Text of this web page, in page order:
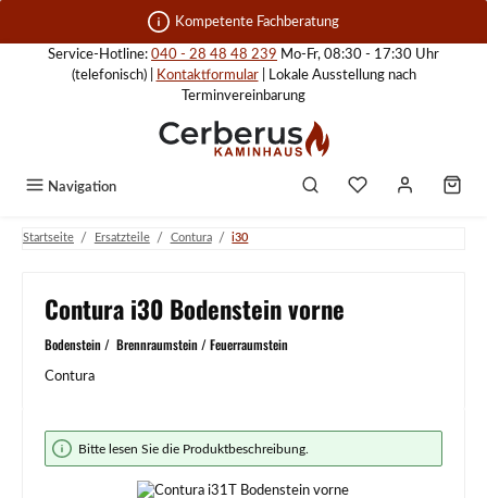
Zum Hauptinhalt springen Kompetente Fachberatung
Service-Hotline: 040 - 28 48 48 239 Mo-Fr, 08:30 - 17:30 Uhr
(telefonisch) |
Kontaktformular| Lokale Ausstellung nach
Terminvereinbarung
Navigation
Startseite / Ersatzteile / Contura / i30
Contura i30 Bodenstein vorne
Bodenstein / Brennraumstein / Feuerraumstein
Contura
Bildergalerie überspringen
Bitte lesen Sie die Produktbeschreibung.